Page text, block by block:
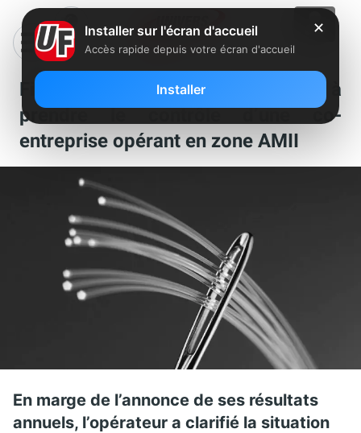
Fibre : Bouygues Telecom renonce à
prendre le contrôle d’une co-
entreprise opérant en zone AMII
En marge de l’annonce de ses résultats
annuels, l’opérateur a clarifié la situation
✕
Installer sur l'écran d'accueil
Accès rapide depuis votre écran d'accueil
Installer